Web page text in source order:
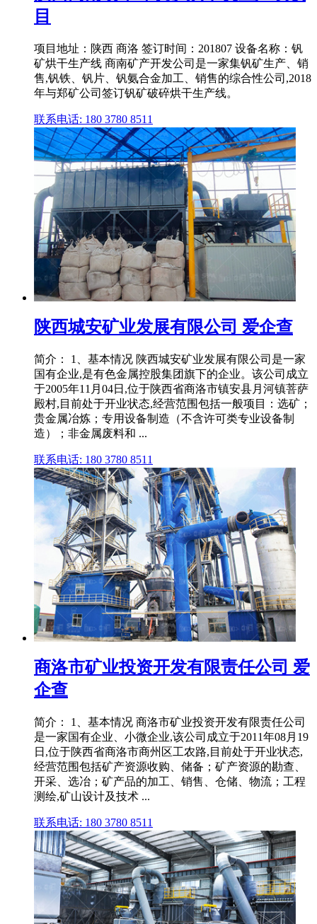
目
项目地址：陕西 商洛 签订时间：201807 设备名称：钒
矿烘干生产线 商南矿产开发公司是一家集钒矿生产、销
售,钒铁、钒片、钒氨合金加工、销售的综合性公司,2018
年与郑矿公司签订钒矿破碎烘干生产线。
联系电话: 180 3780 8511
陕西城安矿业发展有限公司 爱企查
简介： 1、基本情况 陕西城安矿业发展有限公司是一家
国有企业,是有色金属控股集团旗下的企业。该公司成立
于2005年11月04日,位于陕西省商洛市镇安县月河镇菩萨
殿村,目前处于开业状态,经营范围包括一般项目：选矿；
贵金属冶炼；专用设备制造（不含许可类专业设备制
造）；非金属废料和 ...
联系电话: 180 3780 8511
商洛市矿业投资开发有限责任公司 爱
企查
简介： 1、基本情况 商洛市矿业投资开发有限责任公司
是一家国有企业、小微企业,该公司成立于2011年08月19
日,位于陕西省商洛市商州区工农路,目前处于开业状态,
经营范围包括矿产资源收购、储备；矿产资源的勘查、
开采、选冶；矿产品的加工、销售、仓储、物流；工程
测绘,矿山设计及技术 ...
联系电话: 180 3780 8511